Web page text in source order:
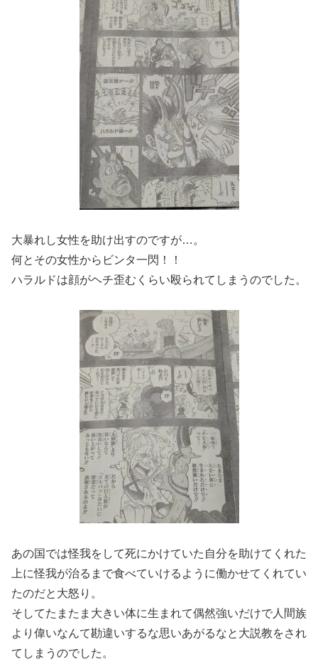
大暴れし女性を助け出すのですが…。
何とその女性からビンタ一閃！！
ハラルドは顔がヘチ歪むくらい殴られてしまうのでした。
あの国では怪我をして死にかけていた自分を助けてくれた
上に怪我が治るまで食べていけるように働かせてくれてい
たのだと大怒り。
そしてたまたま大きい体に生まれて偶然強いだけで人間族
より偉いなんて勘違いするな思いあがるなと大説教をされ
てしまうのでした。